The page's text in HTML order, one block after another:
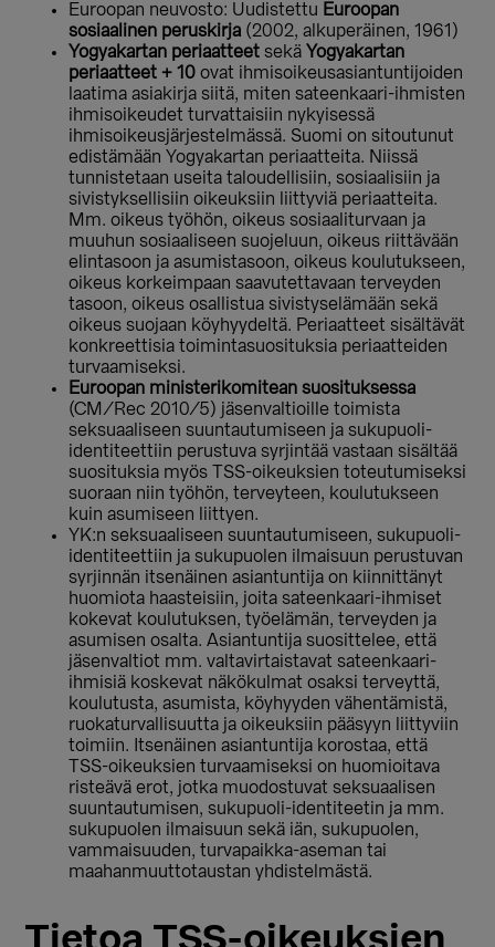
Euroopan neuvosto: Uudistettu Euroopan
sosiaalinen peruskirja (2002, alkuperäinen, 1961)
Yogyakartan periaatteet sekä Yogyakartan
periaatteet + 10 ovat ihmisoikeusasiantuntijoiden
laatima asiakirja siitä, miten sateenkaari-ihmisten
ihmisoikeudet turvattaisiin nykyisessä
ihmisoikeusjärjestelmässä. Suomi on sitoutunut
edistämään Yogyakartan periaatteita. Niissä
tunnistetaan useita taloudellisiin, sosiaalisiin ja
sivistyksellisiin oikeuksiin liittyviä periaatteita.
Mm. oikeus työhön, oikeus sosiaaliturvaan ja
muuhun sosiaaliseen suojeluun, oikeus riittävään
elintasoon ja asumistasoon, oikeus koulutukseen,
oikeus korkeimpaan saavutettavaan terveyden
tasoon, oikeus osallistua sivistyselämään sekä
oikeus suojaan köyhyydeltä. Periaatteet sisältävät
konkreettisia toimintasuosituksia periaatteiden
turvaamiseksi.
Euroopan ministerikomitean suosituksessa
(CM/Rec 2010/5) jäsenvaltioille toimista
seksuaaliseen suuntautumiseen ja sukupuoli-
identiteettiin perustuva syrjintää vastaan sisältää
suosituksia myös TSS-oikeuksien toteutumiseksi
suoraan niin työhön, terveyteen, koulutukseen
kuin asumiseen liittyen.
YK:n seksuaaliseen suuntautumiseen, sukupuoli-
identiteettiin ja sukupuolen ilmaisuun perustuvan
syrjinnän itsenäinen asiantuntija on kiinnittänyt
huomiota haasteisiin, joita sateenkaari-ihmiset
kokevat koulutuksen, työelämän, terveyden ja
asumisen osalta. Asiantuntija suosittelee, että
jäsenvaltiot mm. valtavirtaistavat sateenkaari-
ihmisiä koskevat näkökulmat osaksi terveyttä,
koulutusta, asumista, köyhyyden vähentämistä,
ruokaturvallisuutta ja oikeuksiin pääsyyn liittyviin
toimiin. Itsenäinen asiantuntija korostaa, että
TSS-oikeuksien turvaamiseksi on huomioitava
risteävä erot, jotka muodostuvat seksuaalisen
suuntautumisen, sukupuoli-identiteetin ja mm.
sukupuolen ilmaisuun sekä iän, sukupuolen,
vammaisuuden, turvapaikka-aseman tai
maahanmuuttotaustan yhdistelmästä.
Tietoa TSS-oikeuksien